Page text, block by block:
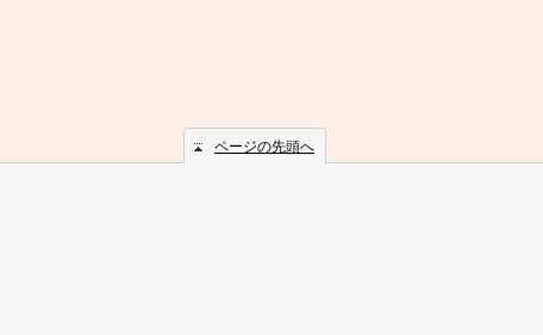
ページの先頭へ